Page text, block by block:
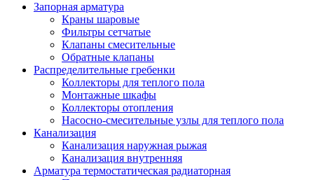
Запорная арматура
Краны шаровые
Фильтры сетчатые
Клапаны смесительные
Обратные клапаны
Распределительные гребенки
Коллекторы для теплого пола
Монтажные шкафы
Коллекторы отопления
Насосно-смесительные узлы для теплого пола
Канализация
Канализация наружная рыжая
Канализация внутренняя
Арматура термостатическая радиаторная